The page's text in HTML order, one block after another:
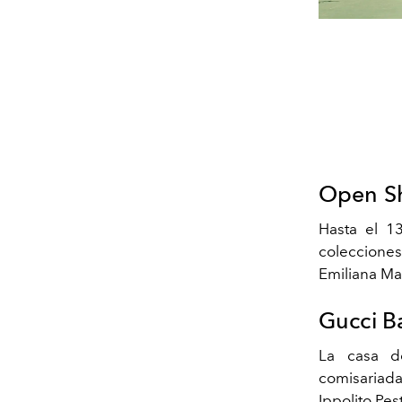
Open
Hasta el
Emiliana
Gucci
La casa